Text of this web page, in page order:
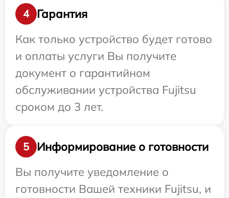
4
Гарантия
Как только устройство будет готово
и оплаты услуги Вы получите
документ о гарантийном
обслуживании устройства Fujitsu
сроком до 3 лет.
5
Информирование о готовности
Вы получите уведомление о
готовности Вашей техники Fujitsu, и